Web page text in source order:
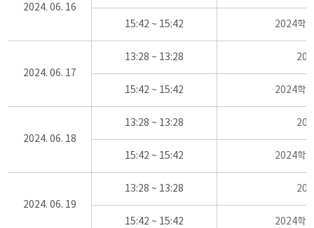
2024. 06. 16
15:42 ~ 15:42 2024학
2024. 06. 17
13:28 ~ 13:28
15:42 ~ 15:42 2024학
2024. 06. 18
13:28 ~ 13:28
15:42 ~ 15:42 2024학
2024. 06. 19
13:28 ~ 13:28
15:42 ~ 15:42 2024학